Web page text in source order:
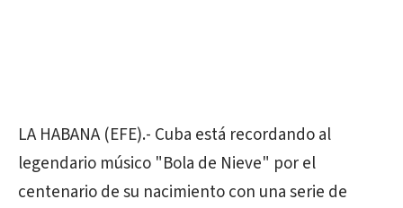
LA HABANA (EFE).- Cuba está recordando al
legendario músico "Bola de Nieve" por el
centenario de su nacimiento con una serie de